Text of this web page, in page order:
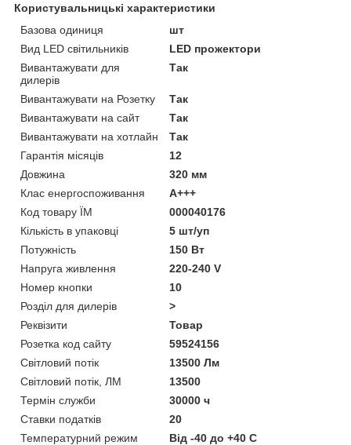
Користувальницькі характеристики
Базова одиниця
шт
Вид LED світильників
LED прожектори
Вивантажувати для
дилерів
Так
Вивантажувати на Розетку
Так
Вивантажувати на сайт
Так
Вивантажувати на хотлайн
Так
Гарантія місяців
12
Довжина
320 мм
Клас енергоспоживання
A+++
Код товару ЇМ
000040176
Кількість в упаковці
5 шт/уп
Потужність
150 Вт
Напруга живлення
220-240 V
Номер кнопки
10
Розділ для дилерів
>
Реквізити
Товар
Розетка код сайту
59524156
Світловий потік
13500 Лм
Світловий потік, ЛМ
13500
Термін служби
30000 ч
Ставки податків
20
Температурний режим
Від -40 до +40 C